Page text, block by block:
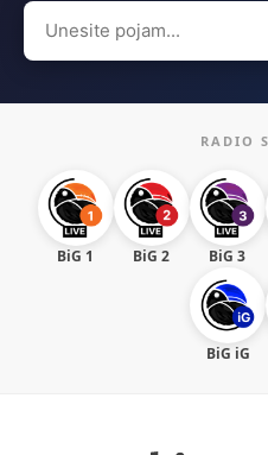
Search
for:
RADIO
BiG 1 BiG 2 BiG 3
BiG iG